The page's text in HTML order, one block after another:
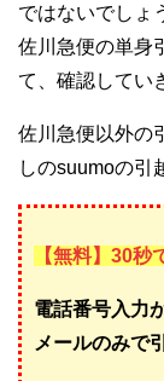
ではないでしょ
佐川急便の単身
て、確認してい
佐川急便以外の
しのsuumoの引
【無料】30秒
電話番号入力
メールのみで